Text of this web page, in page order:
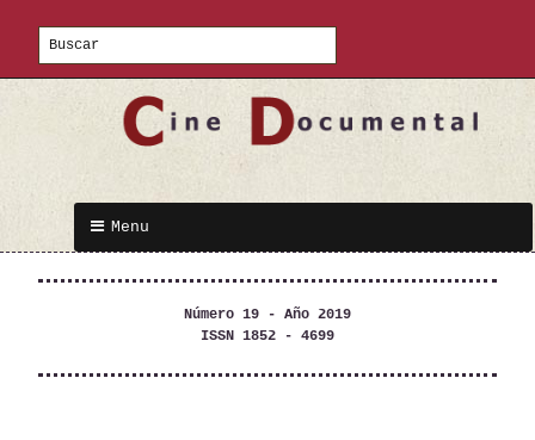
Menu
Número 19 - Año 2019
ISSN 1852 - 4699